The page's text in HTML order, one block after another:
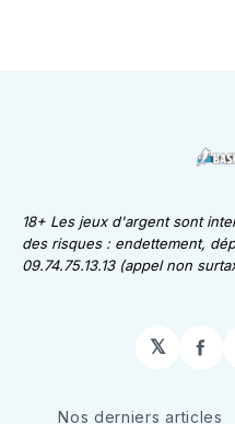
18+ Les jeux d'argent sont
des risques : endettement,
09.74.75.13.13 (appel non
𝕏
Nos derniers articles